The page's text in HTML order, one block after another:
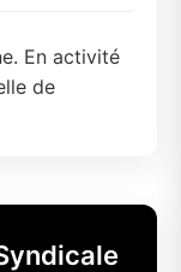
En activité
de